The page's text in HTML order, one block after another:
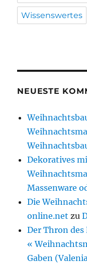
Wissenswertes
NEUESTE
Dekoratives
Massenware
Die
online.net zu
Der Thron
«
Gaben